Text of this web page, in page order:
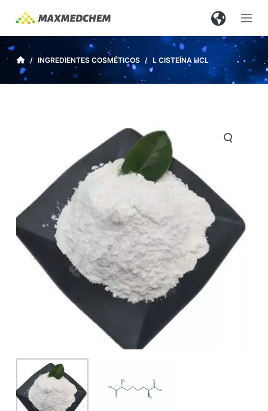
l
n
/ INGREDIENTES COSMÉTICOS / L CISTEÍNA HCL